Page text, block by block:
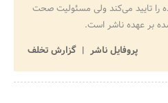
را تایید می‌کند ولی مسئولیت صحت
بر عهده ناشر است.
پروفایل ناشر
گزارش تخلف